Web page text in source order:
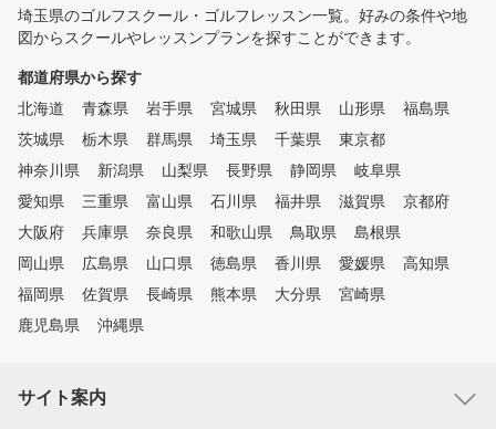
埼玉県のゴルフスクール・ゴルフレッスン一覧。好みの条件や地
図からスクールやレッスンプランを探すことができます。
都道府県から探す
北海道
青森県 岩手県 宮城県 秋田県 山形県
福島県
茨城県
栃木県 群馬県 埼玉県 千葉県
東京都
神奈川県
新潟県 山梨県 長野県 静岡県
岐阜県
愛知県
三重県 富山県 石川県 福井県 滋賀県
京都府
大阪府
兵庫県 奈良県 和歌山県 鳥取県
島根県
岡山県
広島県 山口県 徳島県 香川県 愛媛県
高知県
福岡県
佐賀県 長崎県 熊本県 大分県
宮崎県
鹿児島県
沖縄県
サイト案内